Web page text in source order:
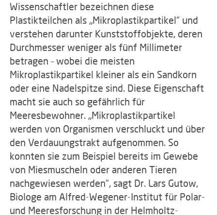
Wissenschaftler bezeichnen diese
Plastikteilchen als „Mikroplastikpartikel“ und
verstehen darunter Kunststoffobjekte, deren
Durchmesser weniger als fünf Millimeter
betragen – wobei die meisten
Mikroplastikpartikel kleiner als ein Sandkorn
oder eine Nadelspitze sind. Diese Eigenschaft
macht sie auch so gefährlich für
Meeresbewohner. „Mikroplastikpartikel
werden von Organismen verschluckt und über
den Verdauungstrakt aufgenommen. So
konnten sie zum Beispiel bereits im Gewebe
von Miesmuscheln oder anderen Tieren
nachgewiesen werden“, sagt Dr. Lars Gutow,
Biologe am Alfred-Wegener-Institut für Polar-
und Meeresforschung in der Helmholtz-